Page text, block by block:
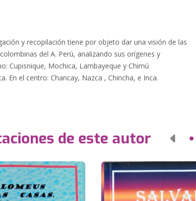
y recopilación tiene por objeto dar una visión de las
del A. Perú, analizando sus orígenes y
Cupisnique, Mochica, Lambayeque y Chimú
En el centro: Chancay, Nazca , Chincha, e Inca.
de este autor